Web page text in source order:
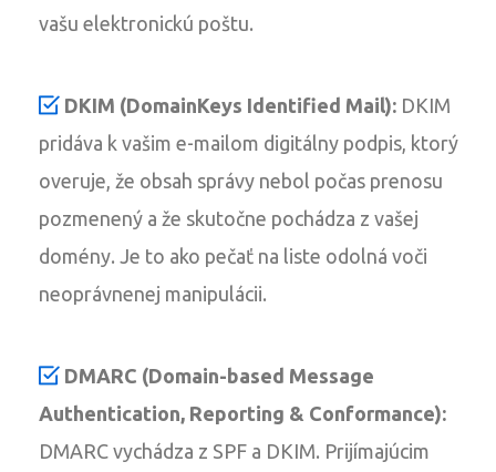
vašu elektronickú poštu.
DKIM (DomainKeys Identified Mail): DKIM
pridáva k vašim e-mailom digitálny podpis, ktorý
overuje, že obsah správy nebol počas prenosu
pozmenený a že skutočne pochádza z vašej
domény. Je to ako pečať na liste odolná voči
neoprávnenej manipulácii.
DMARC (Domain-based Message
Authentication, Reporting & Conformance):
DMARC vychádza z SPF a DKIM. Prijímajúcim